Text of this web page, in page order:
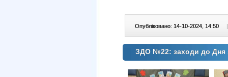
Опубліковано: 14-10-2024, 14:50 |
ЗДО №22: заходи до Дня